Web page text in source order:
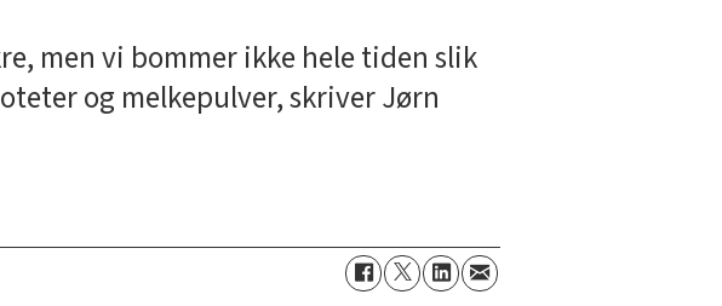
men vi bommer ikke hele tiden slik
og melkepulver, skriver Jørn